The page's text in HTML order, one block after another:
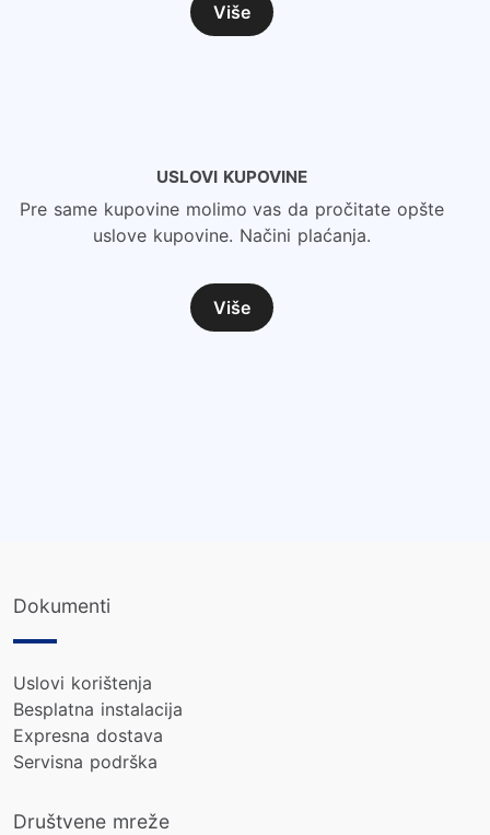
Više
USLOVI KUPOVINE
Pre same kupovine molimo vas da pročitate opšte
uslove kupovine. Načini plaćanja.
Više
Dokumenti
Uslovi korištenja
Besplatna instalacija
Expresna dostava
Servisna podrška
Društvene mreže